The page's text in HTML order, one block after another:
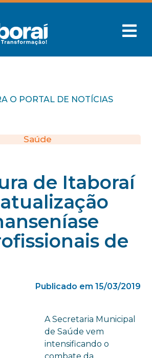
O PORTAL DE NOTÍCIAS
Saúde
de Itaboraí
de
Publicado em 15/03/2019
A Secretaria Municipal
de Saúde vem
intensificando o